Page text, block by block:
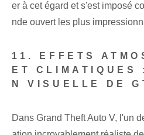
er à cet égard et s'est imposé
nde ouvert les plus
11. EFFETS
ET CLIMATIQUES
N VISUELLE DE
Dans Grand Theft Auto V, l'un